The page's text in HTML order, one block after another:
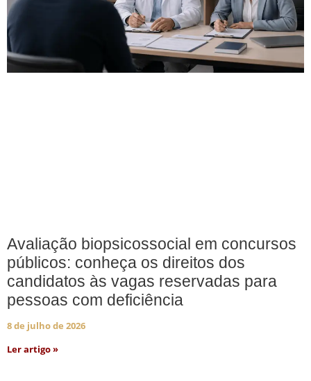
Avaliação biopsicossocial em concursos
públicos: conheça os direitos dos
candidatos às vagas reservadas para
pessoas com deficiência
8 de julho de 2026
Ler artigo »